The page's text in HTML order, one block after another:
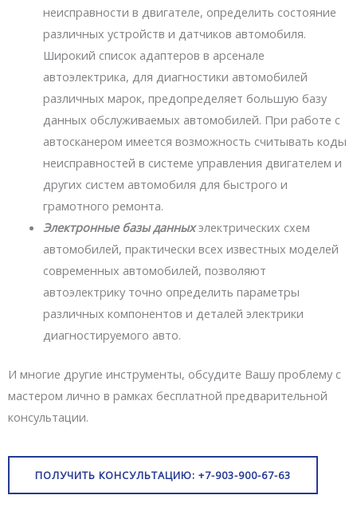
неисправности в двигателе, определить состояние
различных устройств и датчиков автомобиля.
Широкий список адаптеров в арсенале
автоэлектрика, для диагностики автомобилей
различных марок, предопределяет большую базу
данных обслуживаемых автомобилей. При работе с
автосканером имеется возможность считывать коды
неисправностей в системе управления двигателем и
других систем автомобиля для быстрого и
грамотного ремонта.
Электронные базы данныхэлектрических схем
автомобилей, практически всех известных моделей
современных автомобилей, позволяют
автоэлектрику точно определить параметры
различных компонентов и деталей электрики
диагностируемого авто.
И многие другие инструменты, обсудите Вашу проблему с
мастером лично в рамках бесплатной предварительной
консультации.
ПОЛУЧИТЬ КОНСУЛЬТАЦИЮ: +7-903-900-67-63